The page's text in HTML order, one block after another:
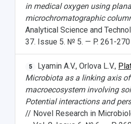
in medical oxygen using
microchromatographic
Analytical Science and
37. Issue 5. № 5. — P. 261-270
5 Lyamin A.V., Orlova L.V.,
Microbiota as a linking axis
macroecosystem involving
Potential interactions and
// Novel Research in